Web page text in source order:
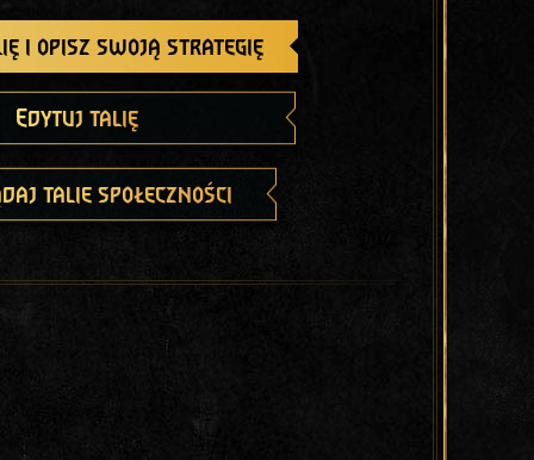
i opisz swoją strategię
Edytuj talię
talie społeczności